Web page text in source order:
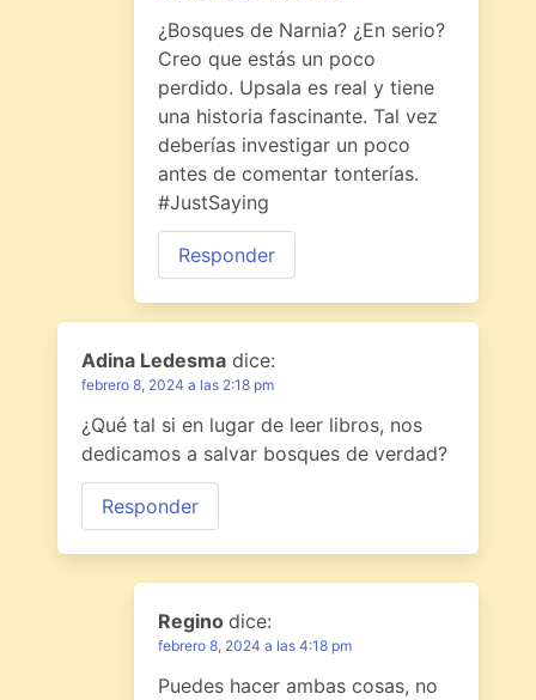
¿Bosques de Narnia? ¿En serio?
Creo que estás un poco
perdido. Upsala es real y tiene
una historia fascinante. Tal vez
deberías investigar un poco
antes de comentar tonterías.
#JustSaying
Responder
Adina Ledesma dice:
febrero 8, 2024 a las 2:18 pm
¿Qué tal si en lugar de leer libros, nos
dedicamos a salvar bosques de verdad?
Responder
Regino dice:
febrero 8, 2024 a las 4:18 pm
Puedes hacer ambas cosas, no